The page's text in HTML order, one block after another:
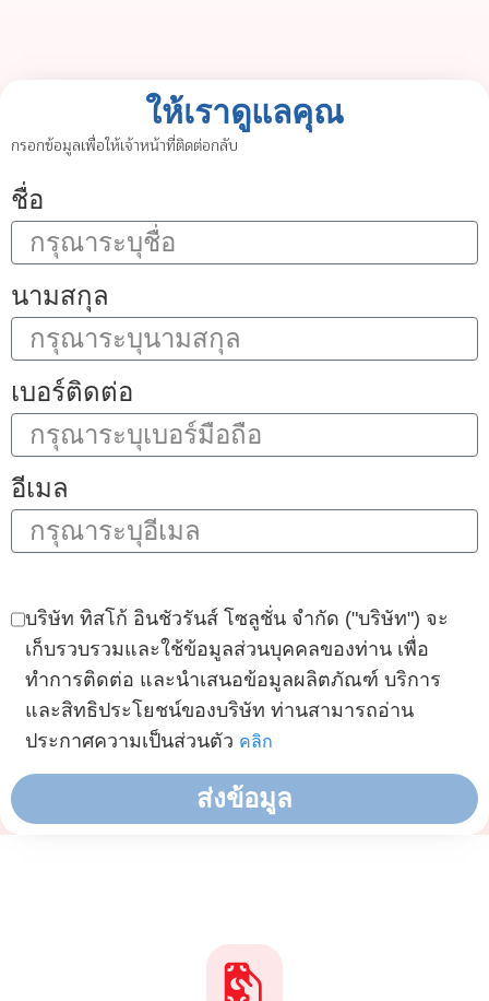
ให้เราดูแลคุณ
กรอกข้อมูลเพื่อให้เจ้าหน้าที่ติดต่อกลับ
ชื่อ
นามสกุล
เบอร์ติดต่อ
อีเมล
บริษัท ทิสโก้ อินชัวรันส์ โซลูชั่น จำกัด ("บริษัท") จะ
เก็บรวบรวมและใช้ข้อมูลส่วนบุคคลของท่าน เพื่อ
ทำการติดต่อ และนำเสนอข้อมูลผลิตภัณฑ์ บริการ
และสิทธิประโยชน์ของบริษัท ท่านสามารถอ่าน
ประกาศความเป็นส่วนตัว คลิก
ส่งข้อมูล